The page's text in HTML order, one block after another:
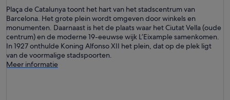
Plaça de Catalunya toont het hart van het stadscentrum van
Barcelona. Het grote plein wordt omgeven door winkels en
monumenten. Daarnaast is het de plaats waar het Ciutat Vella (oude
centrum) en de moderne 19-eeuwse wijk L’Eixample samenkomen.
In 1927 onthulde Koning Alfonso XII het plein, dat op de plek ligt
van de voormalige stadspoorten.
Meer informatie